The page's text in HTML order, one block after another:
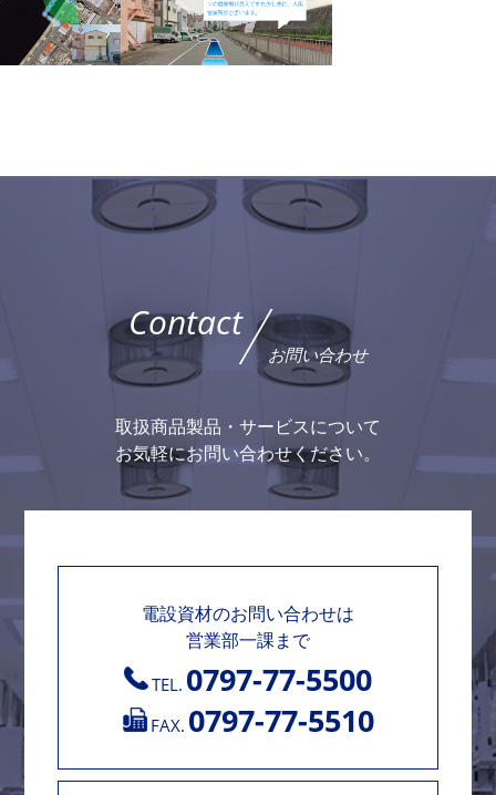
Contact
お問い合わせ
取扱商品製品・サービスについて
お気軽にお問い合わせください。
電設資材のお問い合わせは
営業部一課まで
TEL. 0797-77-5500
FAX. 0797-77-5510